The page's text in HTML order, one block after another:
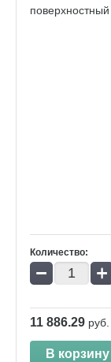
поверхностный
Количество:
− +
11 886.29 руб.
В корзину